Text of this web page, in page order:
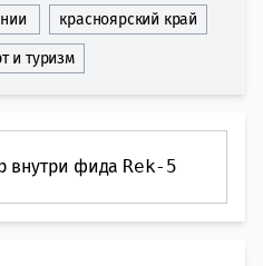
красноярский край
и туризм
внутри фида Rek-5